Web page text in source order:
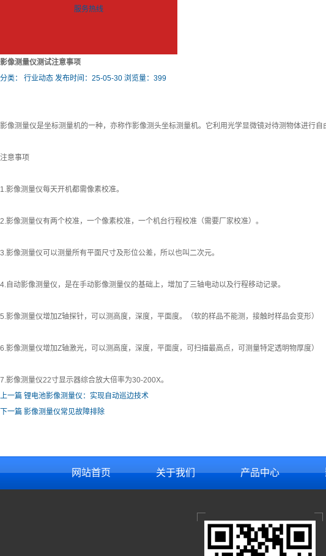
服务热线
影像测量仪测试注意事项
分类： 行业动态 发布时间：25-05-30 浏览量：399
影像测量仪是坐标测量机的一种，亦称作影像测头坐标测量机。它利用光学显微镜对待测物体进行
注意事项
1.影像测量仪每天开机都需像素校准。
2.影像测量仪有两个校准，一个像素校准，一个机台行程校准（需要厂家校准）。
3.影像测量仪可以测量所有平面尺寸及形位公差，所以也叫二次元。
4.自动影像测量仪，是在手动影像测量仪的基础上，增加了三轴电动以及行程移动记录。
5.影像测量仪增加Z轴探针，可以测高度，深度，平面度。（软的样品不能测，接触时样品会变形）
6.影像测量仪增加Z轴激光，可以测高度，深度，平面度，可扫描最高点，可测量特定透明物厚度）
7.影像测量仪22寸显示器综合放大倍率为30-200X。
上一篇 锂电池影像测量仪：实现自动巡边技术
下一篇 影像测量仪常见故障排除
网站首页 关于我们 产品中心